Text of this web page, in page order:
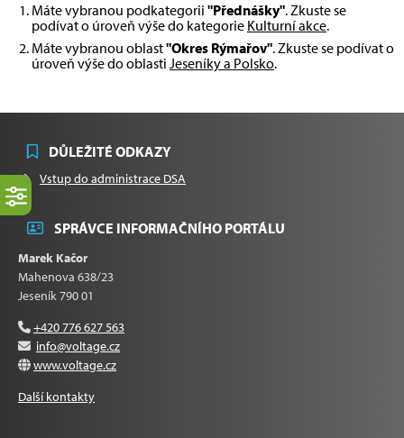
Máte vybranou podkategorii "Přednášky". Zkuste se
podívat o úroveň výše do kategorie Kulturní akce.
Máte vybranou oblast"Okres Rýmařov". Zkuste se podívat o
úroveň výše do oblasti Jeseníky a Polsko.
DŮLEŽITÉ ODKAZY
Vstup do administrace DSA
SPRÁVCE INFORMAČNÍHO PORTÁLU
Marek Kačor
Mahenova 638/23
Jeseník 790 01
+420 776 627 563
info@voltage.cz
www.voltage.cz
Další kontakty